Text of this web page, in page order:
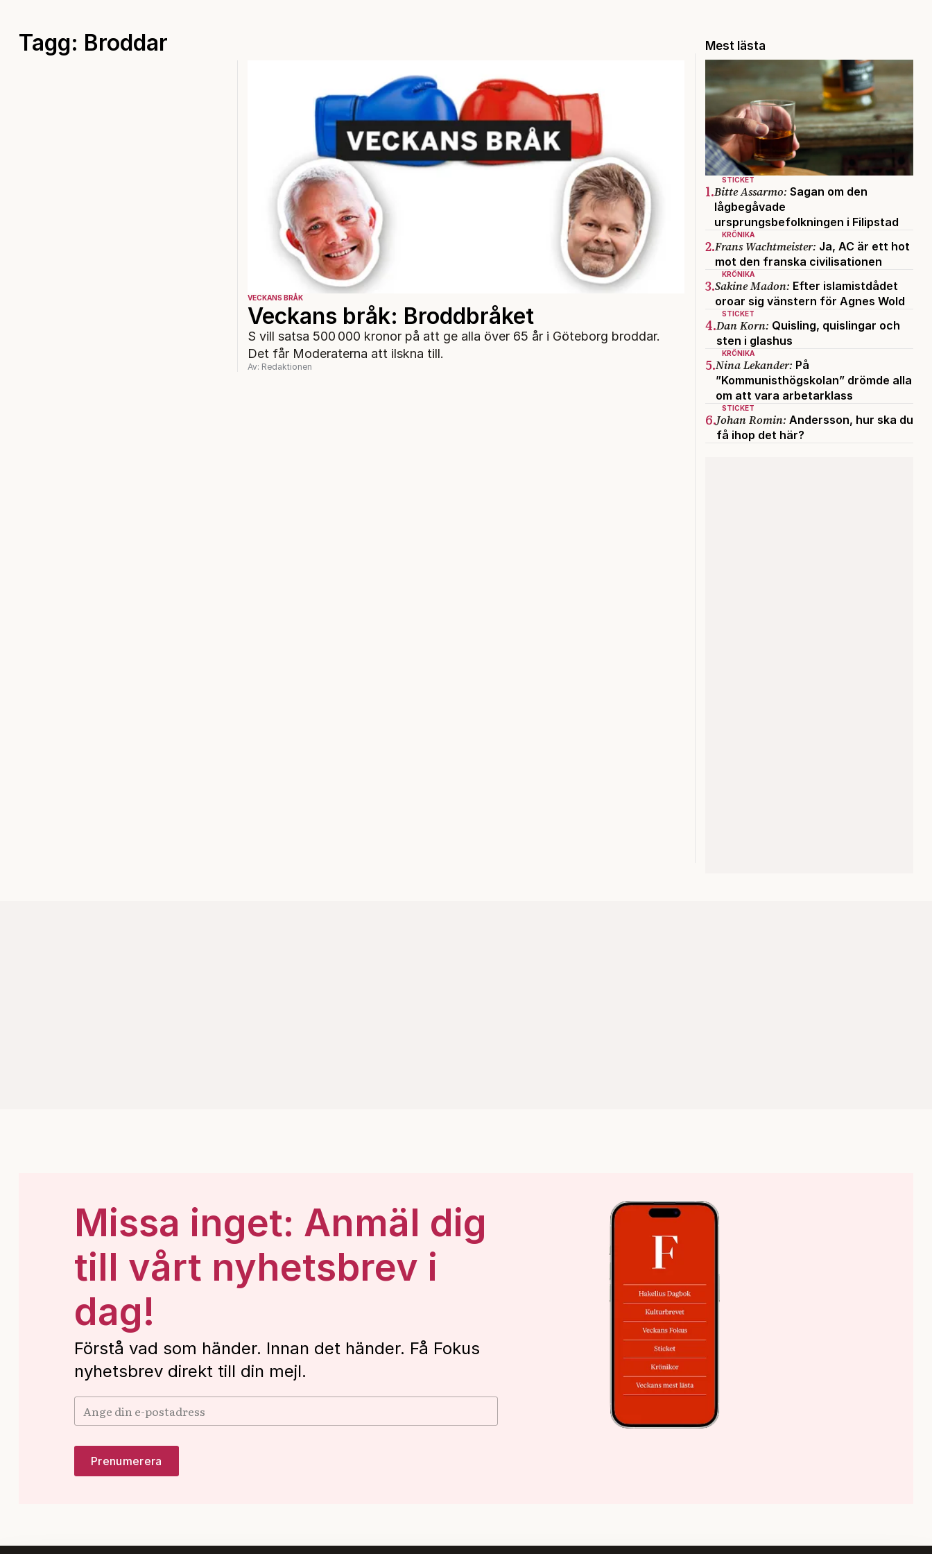
Tagg: Broddar
VECKANS BRÅK
Veckans bråk: Broddbråket
S vill satsa 500 000 kronor på att ge alla över 65 år i Göteborg broddar.
Det får Moderaterna att ilskna till.
Av: Redaktionen
Mest lästa
STICKET
1.Bitte Assarmo: Sagan om den
lågbegåvade
ursprungsbefolkningen i Filipstad
KRÖNIKA
2.Frans Wachtmeister: Ja, AC är ett hot
mot den franska civilisationen
KRÖNIKA
3.Sakine Madon: Efter islamistdådet
oroar sig vänstern för Agnes Wold
STICKET
4.Dan Korn: Quisling, quislingar och
sten i glashus
KRÖNIKA
5.Nina Lekander: På
”Kommunisthögskolan” drömde alla
om att vara arbetarklass
STICKET
6.Johan Romin: Andersson, hur ska du
få ihop det här?
Missa inget: Anmäl dig
till vårt nyhetsbrev i
dag!
Förstå vad som händer. Innan det händer. Få Fokus
nyhetsbrev direkt till din mejl.